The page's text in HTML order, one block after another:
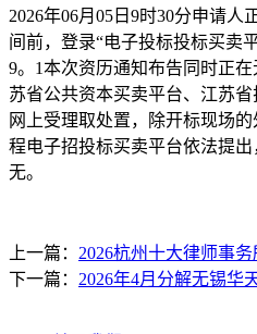
2026年06月05日9时30分申请
间前，登录“电子投标投标买卖
9。1本次资历通知布告同时正
苏省公共资本买卖平台、江苏
网上受理取处置，除开标现场
程电子招投标买卖平台依法提
无。
上一篇： 2026杭州十大律师事
下一篇： 2026年4月分解无锡华